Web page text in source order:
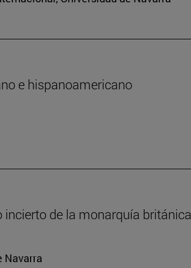
e hispanoamericano
incierto de la monarquía británica
Navarra